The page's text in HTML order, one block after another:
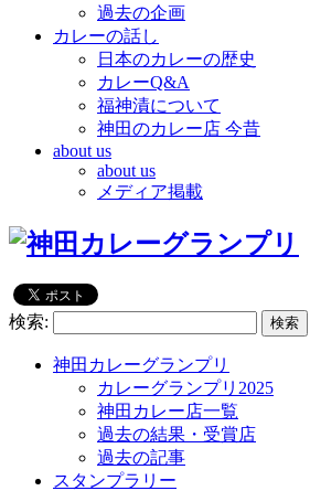
過去の企画
カレーの話し
日本のカレーの歴史
カレーQ&A
福神漬について
神田のカレー店 今昔
about us
about us
メディア掲載
検索:
神田カレーグランプリ
カレーグランプリ2025
神田カレー店一覧
過去の結果・受賞店
過去の記事
スタンプラリー